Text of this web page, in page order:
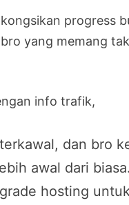
progress
yang memang
info trafik,
dan bro
awal dari
hosting